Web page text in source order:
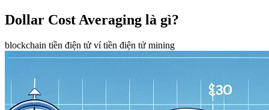
Dollar Cost Averaging là gì?
blockchain tiền điện tử ví tiền điện tử mining